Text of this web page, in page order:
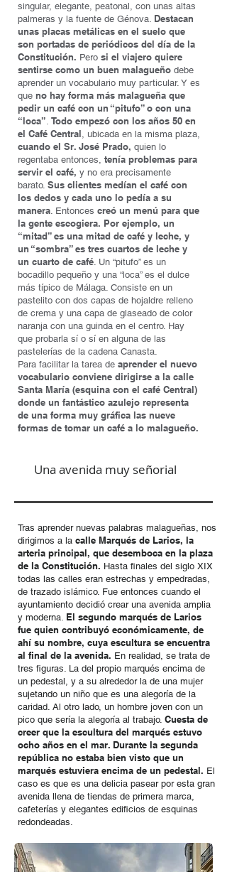
singular, elegante, peatonal, con unas altas
palmeras y la fuente de Génova. Destacan
unas placas metálicas en el suelo que
son portadas de periódicos del día de la
Constitución. Pero si el viajero quiere
sentirse como un buen malagueño debe
aprender un vocabulario muy particular. Y es
que no hay forma más malagueña que
pedir un café con un “pitufo” o con una
“loca”. Todo empezó con los años 50 en
el Café Central, ubicada en la misma plaza,
cuando el Sr. José Prado, quien lo
regentaba entonces, tenía problemas para
servir el café, y no era precisamente
barato. Sus clientes medían el café con
los dedos y cada uno lo pedía a su
manera. Entonces creó un menú para que
la gente escogiera. Por ejemplo, un
“mitad” es una mitad de café y leche, y
un “sombra” es tres cuartos de leche y
un cuarto de café. Un “pitufo” es un
bocadillo pequeño y una “loca” es el dulce
más típico de Málaga. Consiste en un
pastelito con dos capas de hojaldre relleno
de crema y una capa de glaseado de color
naranja con una guinda en el centro. Hay
que probarla sí o sí en alguna de las
pastelerías de la cadena Canasta.
Para facilitar la tarea de aprender el nuevo
vocabulario conviene dirigirse a la calle
Santa María (esquina con el café Central)
donde un fantástico azulejo representa
de una forma muy gráfica las nueve
formas de tomar un café a lo malagueño.
Una avenida muy señorial
Tras aprender nuevas palabras malagueñas, nos
dirigimos a la calle Marqués de Larios, la
arteria principal, que desemboca en la plaza
de la Constitución. Hasta finales del siglo XIX
todas las calles eran estrechas y empedradas,
de trazado islámico. Fue entonces cuando el
ayuntamiento decidió crear una avenida amplia
y moderna. El segundo marqués de Larios
fue quien contribuyó económicamente, de
ahí su nombre, cuya escultura se encuentra
al final de la avenida. En realidad, se trata de
tres figuras. La del propio marqués encima de
un pedestal, y a su alrededor la de una mujer
sujetando un niño que es una alegoría de la
caridad. Al otro lado, un hombre joven con un
pico que sería la alegoría al trabajo. Cuesta de
creer que la escultura del marqués estuvo
ocho años en el mar. Durante la segunda
república no estaba bien visto que un
marqués estuviera encima de un pedestal. El
caso es que es una delicia pasear por esta gran
avenida llena de tiendas de primera marca,
cafeterías y elegantes edificios de esquinas
redondeadas.